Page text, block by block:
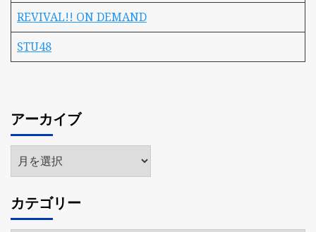
REVIVAL!! ON DEMAND
STU48
アーカイブ
ア
ー
イ
ブ
カテゴリー